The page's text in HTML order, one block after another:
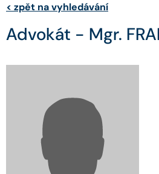
DOMŮ
AKTUALITY
PRO VEŘEJNOST
ADVOKÁTNÍ DENÍK
KONTAKT
< zpět na vyhledávání
Advokát - Mgr.